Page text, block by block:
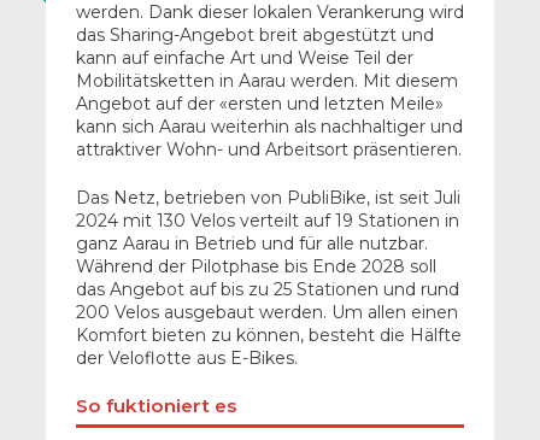
werden. Dank dieser lokalen Verankerung wird
das Sharing-Angebot breit abgestützt und
kann auf einfache Art und Weise Teil der
Mobilitätsketten in Aarau werden. Mit diesem
Angebot auf der «ersten und letzten Meile»
kann sich Aarau weiterhin als nachhaltiger und
attraktiver Wohn- und Arbeitsort präsentieren.
Das Netz, betrieben von PubliBike, ist seit Juli
2024 mit 130 Velos verteilt auf 19 Stationen in
ganz Aarau in Betrieb und für alle nutzbar.
Während der Pilotphase bis Ende 2028 soll
das Angebot auf bis zu 25 Stationen und rund
200 Velos ausgebaut werden. Um allen einen
Komfort bieten zu können, besteht die Hälfte
der Veloflotte aus E-Bikes.
So fuktioniert es